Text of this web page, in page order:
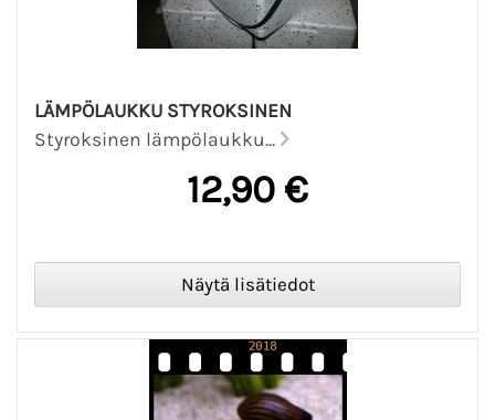
LÄMPÖLAUKKU STYROKSINEN
Styroksinen lämpölaukku...
12,90 €